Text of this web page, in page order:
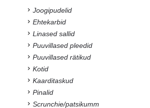
Joogipudelid
Ehtekarbid
Linased sallid
Puuvillased pleedid
Puuvillased rätikud
Kotid
Kaarditaskud
Pinalid
Scrunchie/patsikumm